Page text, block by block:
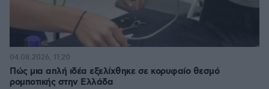
Πώς μια απλή ιδέα εξελίχθηκε σε κορυφαίο θεσμό
ρομποτικής στην Ελλάδα
04.08.2026, 11:20